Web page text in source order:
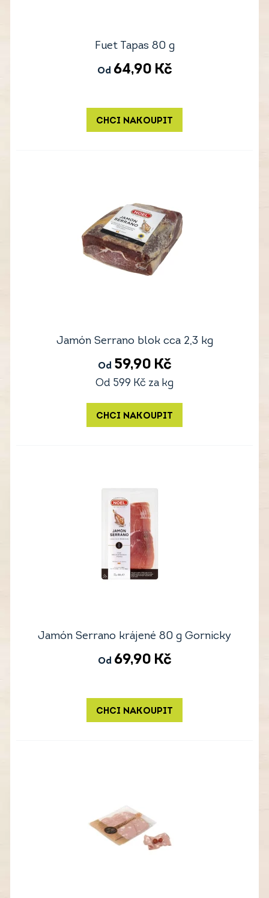
Fuet Tapas 80 g
Od 64,90 Kč
CHCI NAKOUPIT
Jamón Serrano blok cca 2,3 kg
Od 59,90 Kč
Od 599 Kč za kg
CHCI NAKOUPIT
Jamón Serrano krájené 80 g Gornicky
Od 69,90 Kč
CHCI NAKOUPIT